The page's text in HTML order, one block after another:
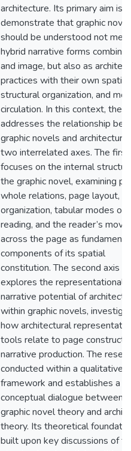
architecture. Its primary aim is
demonstrate that graphic
should be understood not
hybrid narrative forms
and image, but also as
practices with their own spatial
structural organization, and
circulation. In this context, the
addresses the relationship
graphic novels and architecture
two interrelated axes. The first
focuses on the internal
the graphic novel, examining
whole relations, page layout,
organization, tabular modes of
reading, and the reader’s
across the page as
components of its spatial
constitution. The second axis
explores the representational
narrative potential of
within graphic novels,
how architectural
tools relate to page
narrative production. The
conducted within a qualitative
framework and establishes a
conceptual dialogue between
graphic novel theory and
theory. Its theoretical
built upon key discussions of